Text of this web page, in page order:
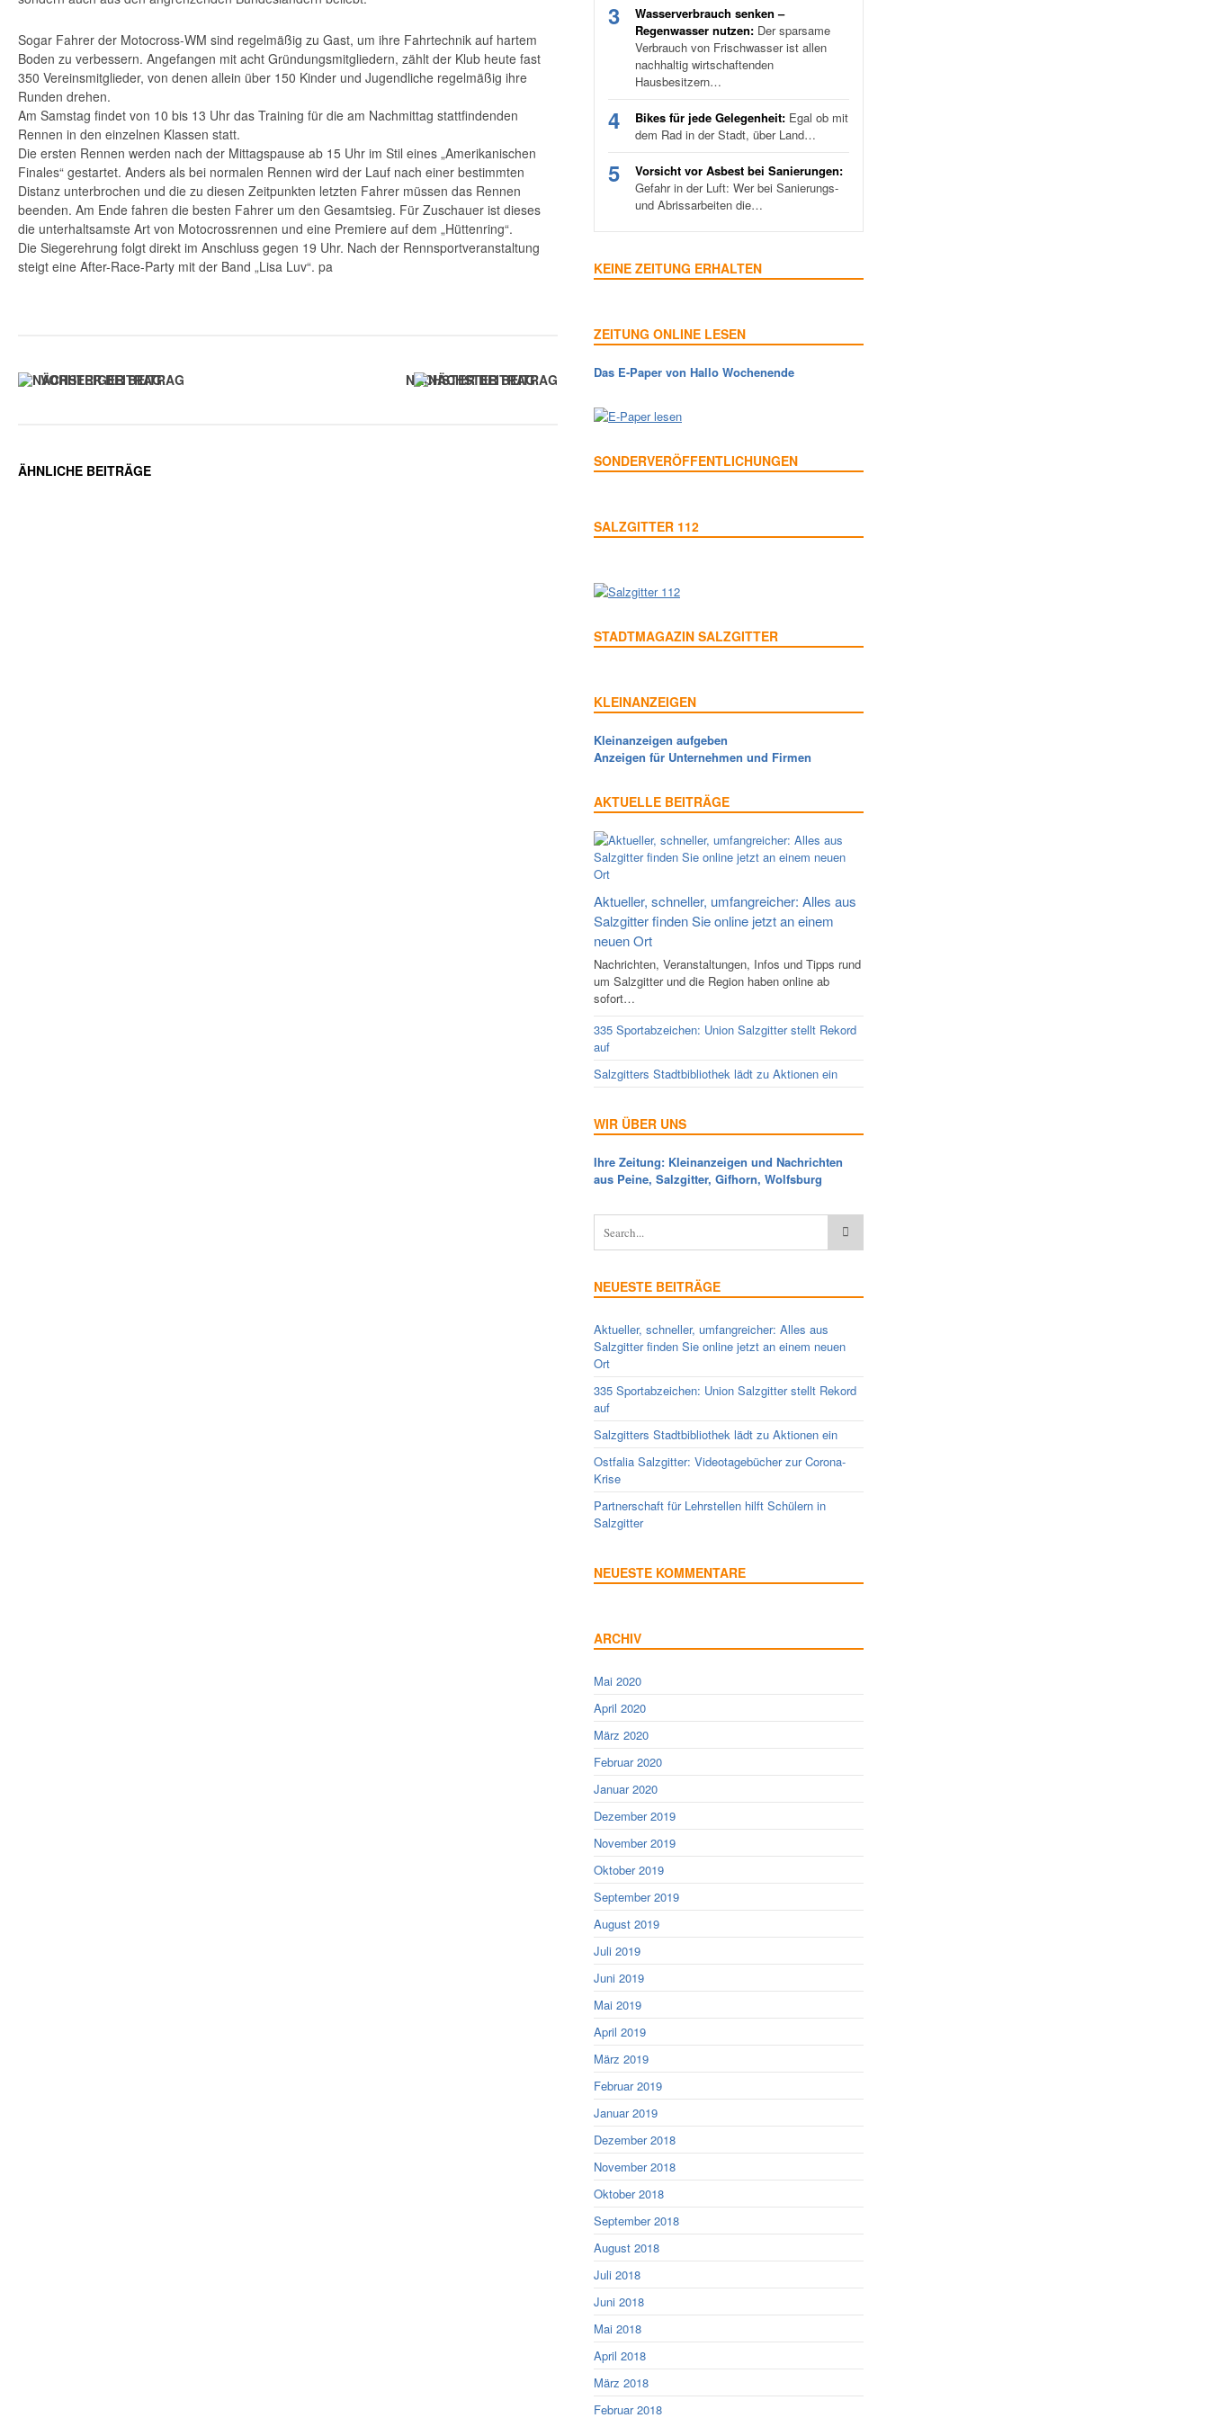
Sogar Fahrer der Motocross-WM sind regelmäßig zu Gast, um ihre Fahrtechnik auf hartem
Boden zu verbessern. Angefangen mit acht Gründungsmitgliedern, zählt der Klub heute fast
350 Vereinsmitglieder, von denen allein über 150 Kinder und Jugendliche regelmäßig ihre
Runden drehen.
Am Samstag findet von 10 bis 13 Uhr das Training für die am Nachmittag stattfindenden
Rennen in den einzelnen Klassen statt.
Die ersten Rennen werden nach der Mittagspause ab 15 Uhr im Stil eines „Amerikanischen
Finales“ gestartet. Anders als bei normalen Rennen wird der Lauf nach einer bestimmten
Distanz unterbrochen und die zu diesen Zeitpunkten letzten Fahrer müssen das Rennen
beenden. Am Ende fahren die besten Fahrer um den Gesamtsieg. Für Zuschauer ist dieses
die unterhaltsamste Art von Motocrossrennen und eine Premiere auf dem „Hüttenring“.
Die Siegerehrung folgt direkt im Anschluss gegen 19 Uhr. Nach der Rennsportveranstaltung
steigt eine After-Race-Party mit der Band „Lisa Luv“. pa
VORHERIGER BEITRAG NÄCHSTER BEITRAG
ÄHNLICHE BEITRÄGE
3
Wasserverbrauch senken –
Regenwasser nutzen: Der sparsame
Verbrauch von Frischwasser ist allen
nachhaltig wirtschaftenden
Hausbesitzern…
4 Bikes für jede Gelegenheit: Egal ob mit
dem Rad in der Stadt, über Land…
5
Vorsicht vor Asbest bei Sanierungen:
Gefahr in der Luft: Wer bei Sanierungs-
und Abrissarbeiten die…
KEINE ZEITUNG ERHALTEN
ZEITUNG ONLINE LESEN
Das E-Paper von Hallo Wochenende
SONDERVERÖFFENTLICHUNGEN
SALZGITTER 112
STADTMAGAZIN SALZGITTER
KLEINANZEIGEN
Kleinanzeigen aufgeben
Anzeigen für Unternehmen und Firmen
AKTUELLE BEITRÄGE
Aktueller, schneller, umfangreicher: Alles aus
Salzgitter finden Sie online jetzt an einem
neuen Ort
Nachrichten, Veranstaltungen, Infos und Tipps rund
um Salzgitter und die Region haben online ab
sofort…
335 Sportabzeichen: Union Salzgitter stellt Rekord
auf
Salzgitters Stadtbibliothek lädt zu Aktionen ein
WIR ÜBER UNS
Ihre Zeitung: Kleinanzeigen und Nachrichten
aus Peine, Salzgitter, Gifhorn, Wolfsburg
NEUESTE BEITRÄGE
Aktueller, schneller, umfangreicher: Alles aus
Salzgitter finden Sie online jetzt an einem neuen
Ort
335 Sportabzeichen: Union Salzgitter stellt Rekord
auf
Salzgitters Stadtbibliothek lädt zu Aktionen ein
Ostfalia Salzgitter: Videotagebücher zur Corona-
Krise
Partnerschaft für Lehrstellen hilft Schülern in
Salzgitter
NEUESTE KOMMENTARE
ARCHIV
Mai 2020
April 2020
März 2020
Februar 2020
Januar 2020
Dezember 2019
November 2019
Oktober 2019
September 2019
August 2019
Juli 2019
Juni 2019
Mai 2019
April 2019
März 2019
Februar 2019
Januar 2019
Dezember 2018
November 2018
Oktober 2018
September 2018
August 2018
Juli 2018
Juni 2018
Mai 2018
April 2018
März 2018
Februar 2018